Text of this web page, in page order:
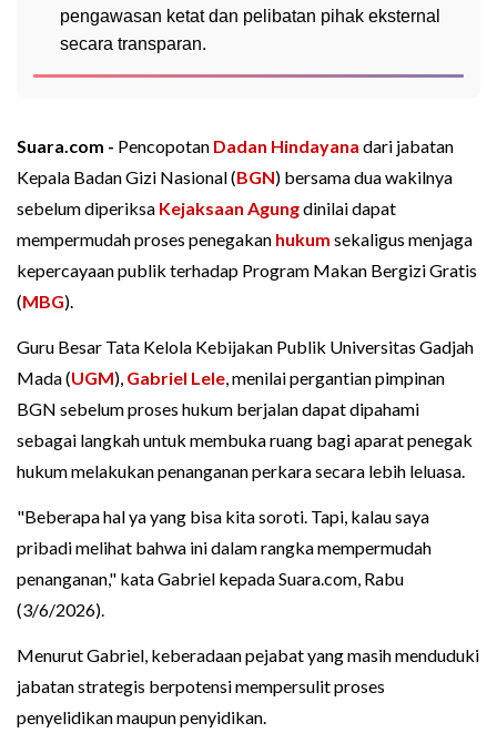
pengawasan ketat dan pelibatan pihak eksternal
secara transparan.
Suara.com - Pencopotan Dadan Hindayana dari jabatan
Kepala Badan Gizi Nasional (BGN) bersama dua wakilnya
sebelum diperiksa Kejaksaan Agungdinilai dapat
mempermudah proses penegakan hukum sekaligus menjaga
kepercayaan publik terhadap Program Makan Bergizi Gratis
(MBG).
Guru Besar Tata Kelola Kebijakan Publik Universitas Gadjah
Mada (UGM), Gabriel Lele, menilai pergantian pimpinan
BGN sebelum proses hukum berjalan dapat dipahami
sebagai langkah untuk membuka ruang bagi aparat penegak
hukum melakukan penanganan perkara secara lebih leluasa.
"Beberapa hal ya yang bisa kita soroti. Tapi, kalau saya
pribadi melihat bahwa ini dalam rangka mempermudah
penanganan," kata Gabriel kepada Suara.com, Rabu
(3/6/2026).
Menurut Gabriel, keberadaan pejabat yang masih menduduki
jabatan strategis berpotensi mempersulit proses
penyelidikan maupun penyidikan.